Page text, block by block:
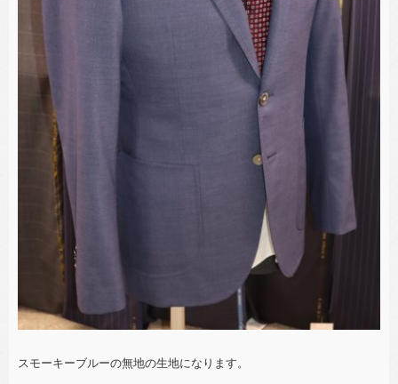
スモーキーブルーの無地の生地になります。